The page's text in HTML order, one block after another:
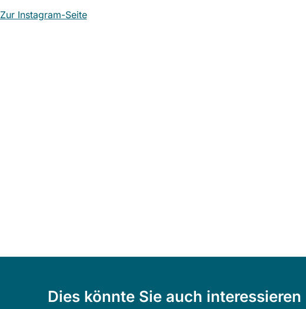
Zur Instagram-Seite
Dies könnte Sie auch interessieren